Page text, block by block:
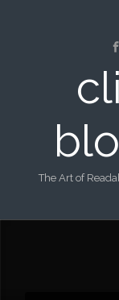
The Art of